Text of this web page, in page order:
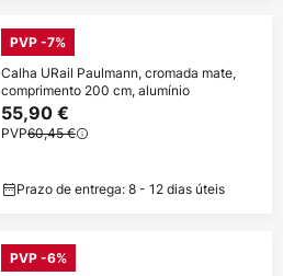
PVP -7%
Calha URail Paulmann, cromada mate,
comprimento 200 cm, alumínio
55,90 €
PVP60,45 €
Prazo de entrega: 8 - 12 dias úteis
PVP -6%